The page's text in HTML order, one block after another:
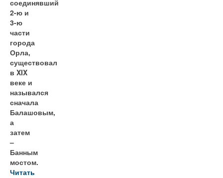
соединявший
2-ю и
3-ю
части
города
Орла,
существовал
в XIX
веке и
назывался
сначала
Балашовым,
а
затем
–
Банным
мостом.
Читать